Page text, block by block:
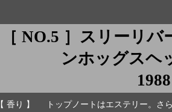
［ NO.5 ］スリーリ
ンホッグスヘ
【 香り 】
トップノートはエステリー。さ